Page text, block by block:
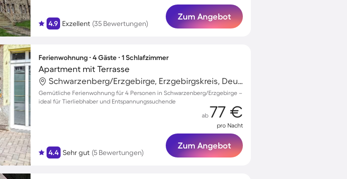
4.9 Exzellent (35 Bewertungen)
Zum Angebot
Ferienwohnung ∙ 4 Gäste ∙ 1 Schlafzimmer
Apartment mit Terrasse
Schwarzenberg/Erzgebirge, Erzgebirgskreis, Deutschland
Gemütliche Ferienwohnung für 4 Personen in Schwarzenberg/Erzgebirge –
ideal für Tierliebhaber und Entspannungssuchende
4.4 Sehr gut (5 Bewertungen)
ab 77 €
pro Nacht
Zum Angebot